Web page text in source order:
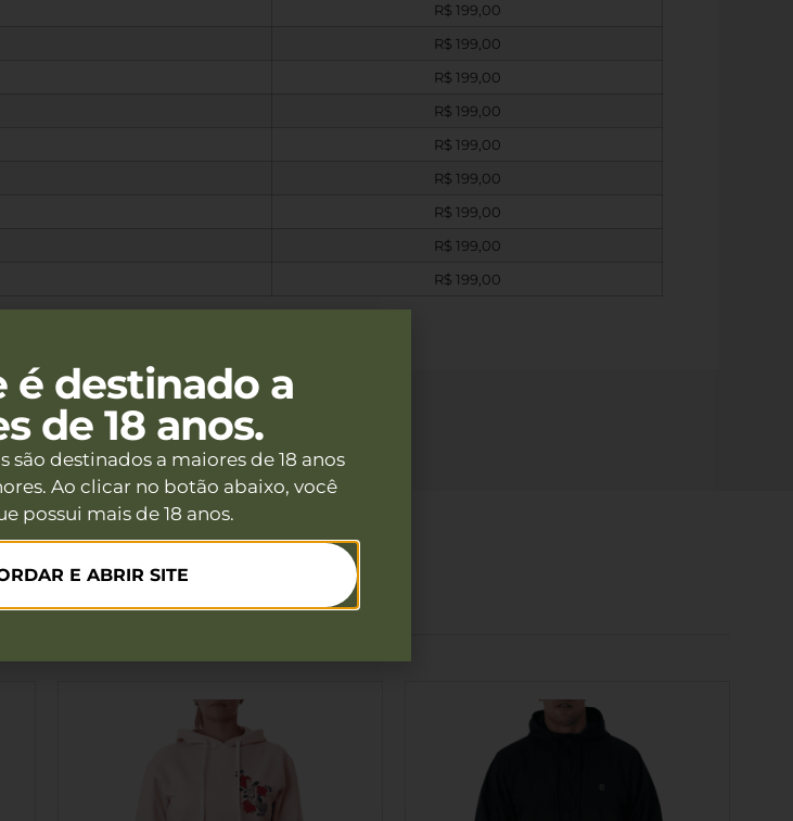
R$ 199,00
R$ 199,00
R$ 199,00
R$ 199,00
R$ 199,00
R$ 199,00
R$ 199,00
R$ 199,00
R$ 199,00
é destinado a
de 18 anos.
são destinados a maiores de 18 anos
Ao clicar no botão abaixo, você
possui mais de 18 anos.
E ABRIR SITE